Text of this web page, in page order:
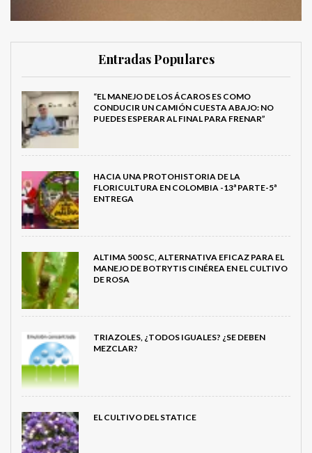
Entradas Populares
“EL MANEJO DE LOS ÁCAROS ES COMO
CONDUCIR UN CAMIÓN CUESTA ABAJO: NO
PUEDES ESPERAR AL FINAL PARA FRENAR”
HACIA UNA PROTOHISTORIA DE LA
FLORICULTURA EN COLOMBIA -13ª PARTE-5ª
ENTREGA
ALTIMA 500 SC, ALTERNATIVA EFICAZ PARA EL
MANEJO DE BOTRYTIS CINÉREA EN EL CULTIVO
DE ROSA
TRIAZOLES, ¿TODOS IGUALES? ¿SE DEBEN
MEZCLAR?
EL CULTIVO DEL STATICE